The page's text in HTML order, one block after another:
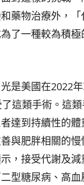
藥物治療外，
了一種較為積
是美國在2022
這類手術。這
達到持續性的體
與肥胖相關的慢
，接受代謝及減
型糖尿病、高血